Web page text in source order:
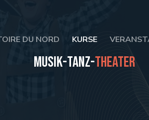
DU NORD KURSE
Musik Tanz Theater